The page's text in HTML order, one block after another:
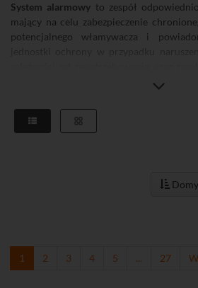
System alarmowy to zespół
mający na celu zabezpieczenie
potencjalnego włamywacza i
systemu
zaawansowanego, który oprócz
poprawi komfort życia jego użytkowników.
1 2 3 4 5 ... 27